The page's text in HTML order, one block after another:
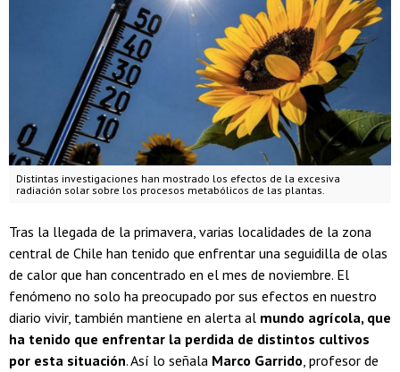
Distintas investigaciones han mostrado los efectos de la excesiva
radiación solar sobre los procesos metabólicos de las plantas.
Tras la llegada de la primavera, varias localidades de la zona
central de Chile han tenido que enfrentar una seguidilla de olas
de calor que han concentrado en el mes de noviembre. El
fenómeno no solo ha preocupado por sus efectos en nuestro
diario vivir, también mantiene en alerta al mundo agrícola, que
ha tenido que enfrentar la perdida de distintos cultivos
por esta situación. Así lo señala Marco Garrido, profesor de